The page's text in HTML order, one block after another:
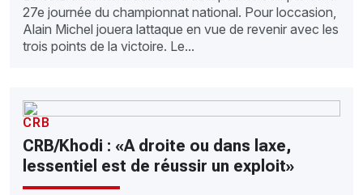
27e journée du championnat national. Pour loccasion,
Alain Michel jouera lattaque en vue de revenir avec les
trois points de la victoire. Le...
CRB
CRB/Khodi : «A droite ou dans laxe,
lessentiel est de réussir un exploit»